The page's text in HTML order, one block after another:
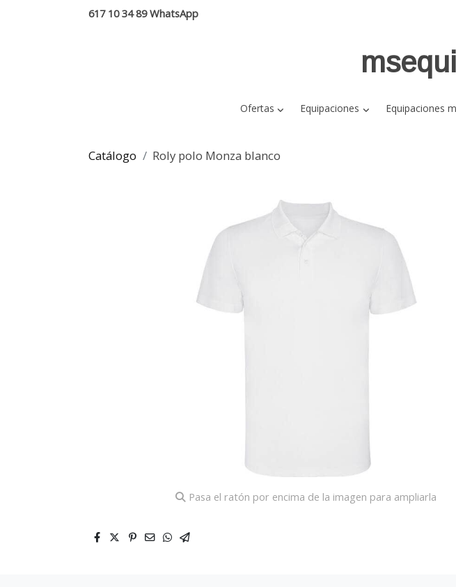
617 10 34 89 WhatsApp
Ofertas Equipaciones Equipaciones
Catálogo Roly polo Monza blanco
Pasa el ratón por encima de la imagen para ampliarla